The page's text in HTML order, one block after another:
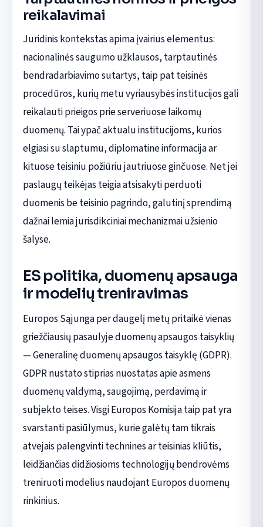
reikalavimai
Juridinis kontekstas apima įvairius elementus:
nacionalinės saugumo užklausos, tarptautinės
bendradarbiavimo sutartys, taip pat teisinės
procedūros, kurių metu vyriausybės institucijos gali
reikalauti prieigos prie serveriuose laikomų
duomenų. Tai ypač aktualu institucijoms, kurios
elgiasi su slaptumu, diplomatine informacija ar
kituose teisiniu požiūriu jautriuose ginčuose. Net jei
paslaugų teikėjas teigia atsisakyti perduoti
duomenis be teisinio pagrindo, galutinį sprendimą
dažnai lemia jurisdikciniai mechanizmai užsienio
šalyse.
ES politika, duomenų apsauga
ir modelių treniravimas
Europos Sąjunga per daugelį metų pritaikė vienas
griežčiausių pasaulyje duomenų apsaugos taisyklių
— Generalinę duomenų apsaugos taisyklę (GDPR).
GDPR nustato stiprias nuostatas apie asmens
duomenų valdymą, saugojimą, perdavimą ir
subjekto teises. Visgi Europos Komisija taip pat yra
svarstanti pasiūlymus, kurie galėtų tam tikrais
atvejais palengvinti technines ar teisinias kliūtis,
leidžiančias didžiosioms technologijų bendrovėms
treniruoti modelius naudojant Europos duomenų
rinkinius.